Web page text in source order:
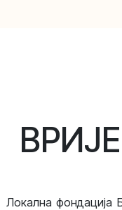
Локална фондација